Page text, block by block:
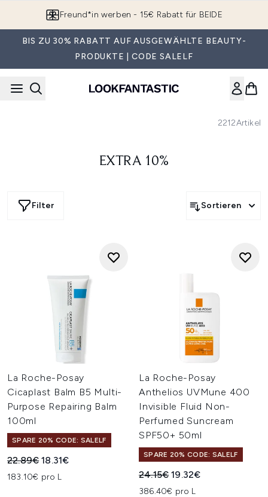
Freund*in werben - 15€ Rabatt für BEIDE
BIS ZU 30% RABATT AUF AUSGEWÄHLTE BEAUTY-
PRODUKTE | CODE SALELF
2212Artikel
EXTRA 10%
Filter Sortieren
La Roche-Posay
Cicaplast Balm B5 Multi-
Purpose Repairing Balm
100ml
SPARE 20% CODE: SALELF
Unverbindliche Preisempfehlung:
22.89€Aktueller Preis:
18.31€
183.10€ pro L
La Roche-Posay
Anthelios UVMune 400
Invisible Fluid Non-
Perfumed Suncream
SPF50+ 50ml
SPARE 20% CODE: SALELF
Unverbindliche
24.15€Aktueller Preis:
19.32€
386.40€ pro L